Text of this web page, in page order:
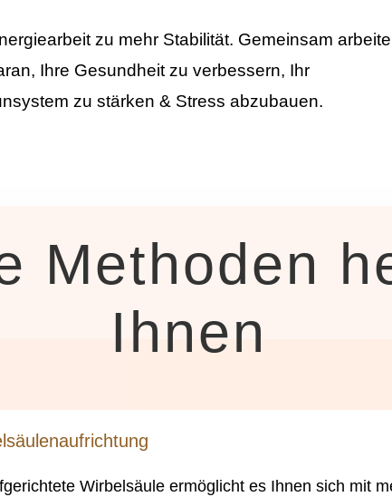
zu mehr Stabilität. Gemeinsam
Ihre Gesundheit zu verbessern, Ihr
zu stärken & Stress abzubauen.
Methoden
Ihnen
Wirbelsäule ermöglicht es Ihnen sich mit